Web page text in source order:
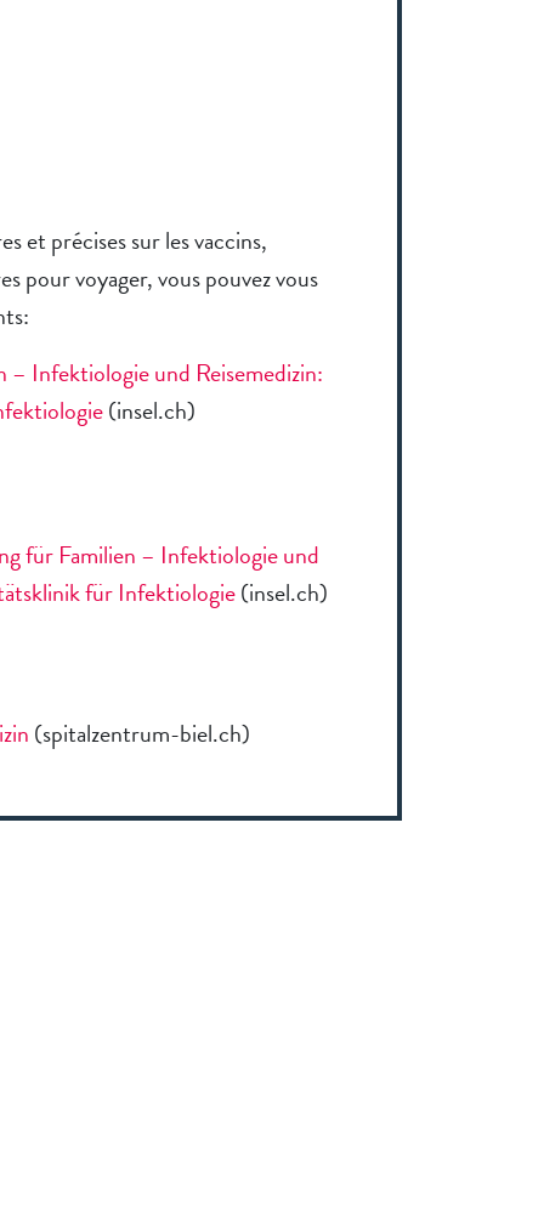
et précises sur les vaccins,
pour voyager, vous pouvez vous
– Infektiologie und Reisemedizin:
(insel.ch)
für Familien – Infektiologie und
für Infektiologie(insel.ch)
(spitalzentrum-biel.ch)